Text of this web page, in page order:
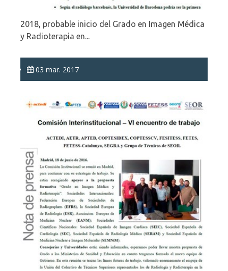
2018, probable inicio del Grado en Imagen Médica
y Radioterapia en...
03 mar. 2017